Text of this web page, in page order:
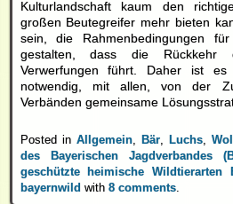
Kulturlandschaft kaum den
großen Beutegreifer mehr bieten
sein, die Rahmenbedingungen
gestalten, dass die
Verwerfungen führt. Daher ist
notwendig, mit allen, von der
Verbänden gemeinsame
Posted in Allgemein, Bär, Luchs,
des Bayerischen Jagdverbandes
geschützte heimische Wildtierarten
bayernwild with 8 comments.